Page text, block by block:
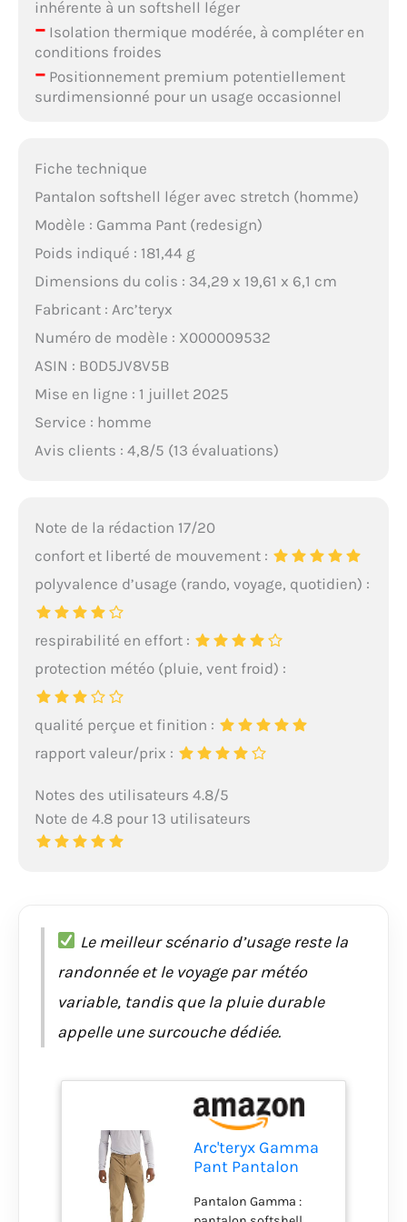
inhérente à un softshell léger
–Isolation thermique modérée, à compléter en
conditions froides
–Positionnement premium potentiellement
surdimensionné pour un usage occasionnel
Fiche technique
Pantalon softshell léger avec stretch (homme)
Modèle : Gamma Pant (redesign)
Poids indiqué : 181,44 g
Dimensions du colis : 34,29 x 19,61 x 6,1 cm
Fabricant : Arc’teryx
Numéro de modèle : X000009532
ASIN : B0D5JV8V5B
Mise en ligne : 1 juillet 2025
Service : homme
Avis clients : 4,8/5 (13 évaluations)
Note de la rédaction 17/20
confort et liberté de mouvement :
polyvalence d’usage (rando, voyage, quotidien) :
respirabilité en effort :
protection météo (pluie, vent froid) :
qualité perçue et finition :
rapport valeur/prix :
Notes des utilisateurs 4.8/5
Note de 4.8 pour 13 utilisateurs
Le meilleur scénario d’usage reste la
randonnée et le voyage par météo
variable, tandis que la pluie durable
appelle une surcouche dédiée.
Arc'teryx Gamma
Pant Pantalon
saisons pour
Pantalon Gamma :